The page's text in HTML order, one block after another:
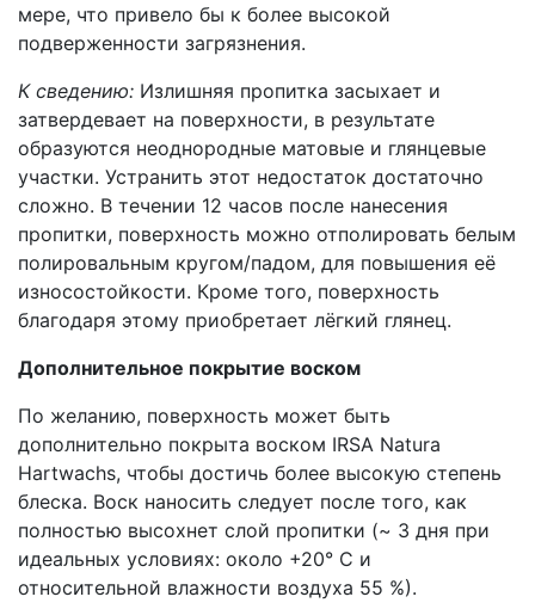
мере, что привело бы к более высокой
подверженности загрязнения.
К сведению: Излишняя пропитка засыхает и
затвердевает на поверхности, в результате
образуются неоднородные матовые и глянцевые
участки. Устранить этот недостаток достаточно
сложно. В течении 12 часов после нанесения
пропитки, поверхность можно отполировать белым
полировальным кругом/падом, для повышения её
износостойкости. Кроме того, поверхность
благодаря этому приобретает лёгкий глянец.
Дополнительное покрытие воском
По желанию, поверхность может быть
дополнительно покрыта воском IRSA Natura
Hartwachs, чтобы достичь более высокую степень
блеска. Воск наносить следует после того, как
полностью высохнет слой пропитки (~ 3 дня при
идеальных условиях: около +20° C и
относительной влажности воздуха 55 %).